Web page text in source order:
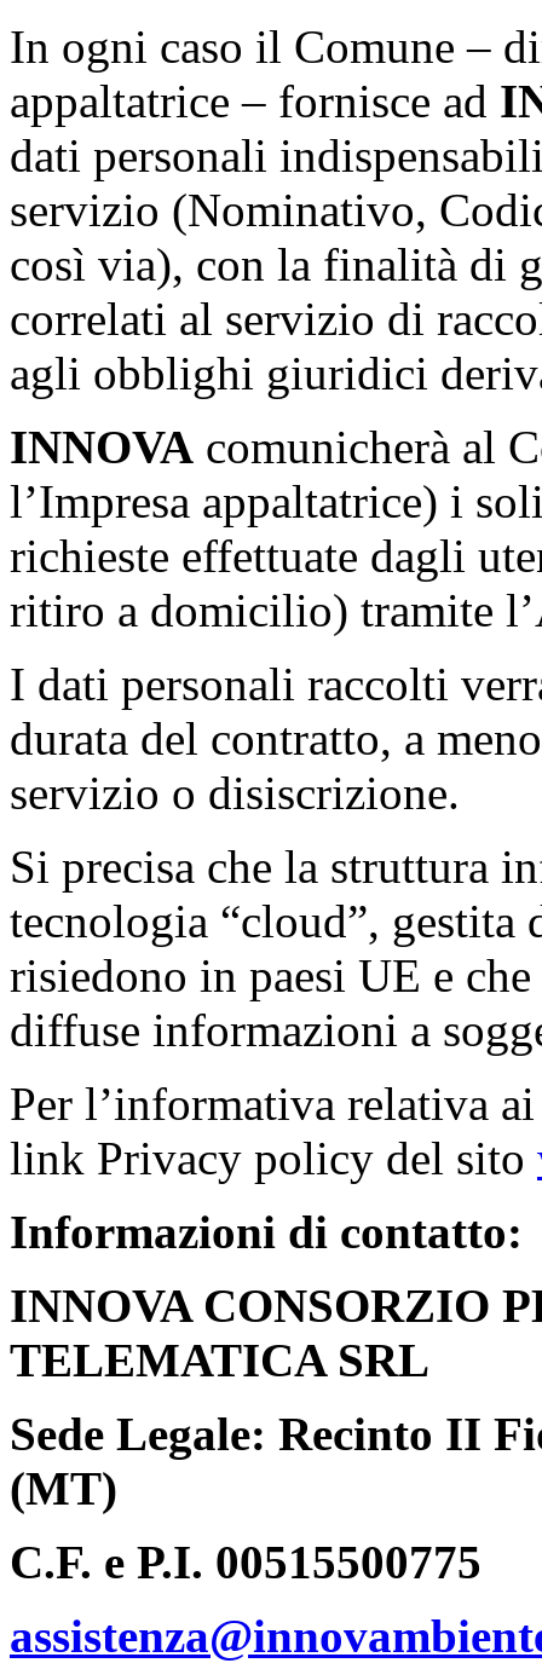
In ogni caso il Comune –
appaltatrice – fornisce ad
dati personali
servizio (Nominativo,
così via), con la finalità di
correlati al servizio di
agli obblighi giuridici
INNOVA comunicherà al
l’Impresa appaltatrice) i
richieste effettuate dagli
ritiro a domicilio) tramite
I dati personali raccolti
durata del contratto, a
servizio o disiscrizione.
Si precisa che la struttura
tecnologia “cloud”,
risiedono in paesi UE e
diffuse informazioni a
Per l’informativa relativa
link Privacy policy del sito
Informazioni di contatto:
INNOVA CONSORZIO
TELEMATICA SRL
Sede Legale: Recinto II
(MT)
C.F. e P.I. 00515500775